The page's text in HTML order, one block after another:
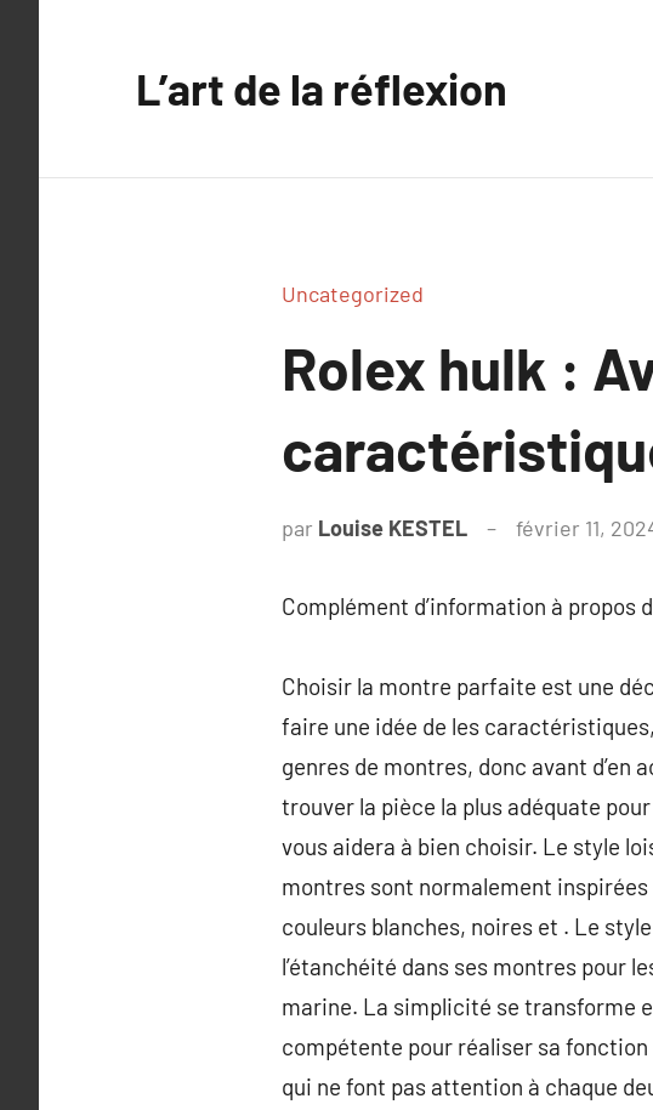
L’art de la réflexion
Uncategorized
Rolex hulk :
par Louise KESTEL février 11,
Complément d’information à propos
Choisir la montre parfaite est une
faire une idée de les
genres de montres, donc avant d’en
trouver la pièce la plus adéquate
vous aidera à bien choisir. Le style
montres sont normalement
couleurs blanches, noires et . Le
l’étanchéité dans ses montres pour
marine. La simplicité se transforme
compétente pour réaliser sa
qui ne font pas attention à chaque